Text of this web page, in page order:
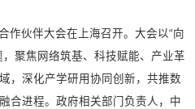
作伙伴大会在上海召开。大会以“向
聚焦网络筑基、科技赋能、产业革
，深化产学研用协同创新，共推数
合进程。政府相关部门负责人，中